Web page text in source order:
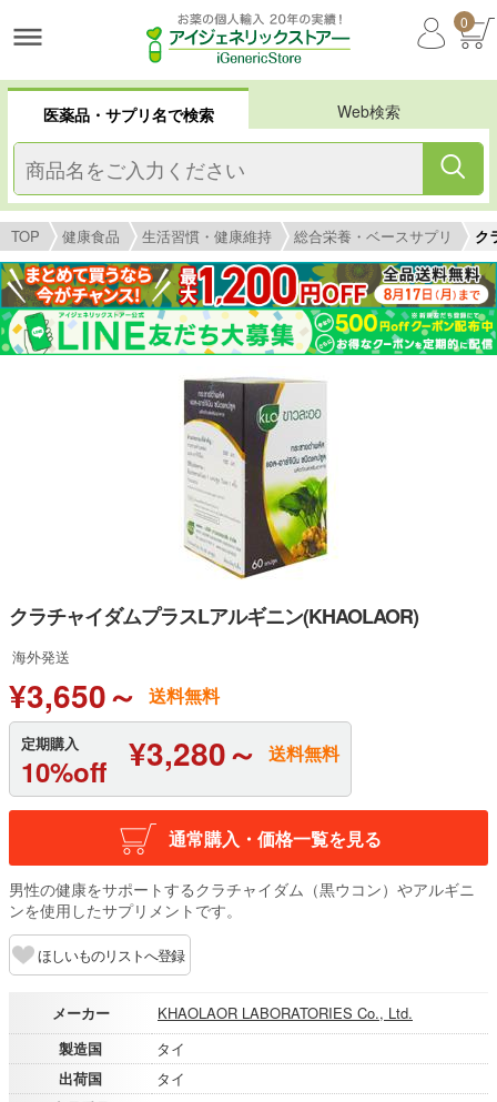
0
医薬品・サプリ名で検索 Web検索
TOP 健康食品 生活習慣・健康維持 総合栄養・ベースサプリ ク
クラチャイダムプラスLアルギニン(KHAOLAOR)
海外発送
¥3,650～ 送料無料
定期購入
10%off ¥3,280～ 送料無料
通常購入・価格一覧を見る
男性の健康をサポートするクラチャイダム（黒ウコン）やアルギニ
ンを使用したサプリメントです。
ほしいものリストへ登録
メーカー
KHAOLAOR LABORATORIES Co., Ltd.
製造国
タイ
出荷国
タイ